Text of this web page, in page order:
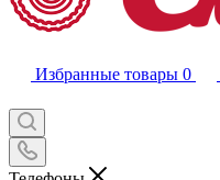
Избранные товары 0